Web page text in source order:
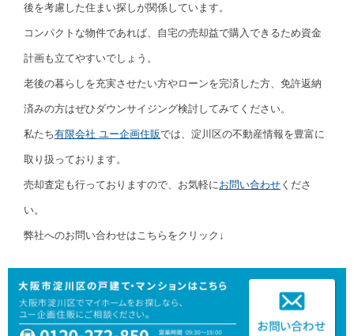
後を考慮した住まい探しが関係しています。
コンパクトな物件であれば、自宅の売却益で購入できるため資金
計画も立てやすいでしょう。
老後の暮らしを充実させたい方やローンを完済した方、免許返納
済みの方はぜひダウンサイジング検討してみてください。
私たち有限会社 ユー企画住販では、淀川区の不動産情報を豊富に
取り扱っております。
売却査定も行っておりますので、お気軽に お問い合わせ くださ
い。
弊社へのお問い合わせはこちらをクリック↓